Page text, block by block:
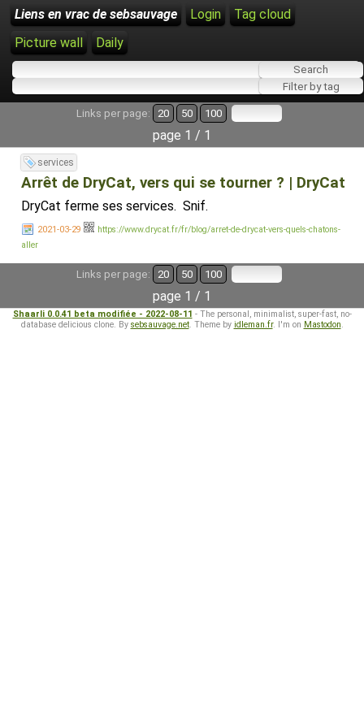
Liens en vrac de sebsauvage Login
Tag cloud
Picture wall
Daily
Links per page: 20 50 100
page 1 / 1
services
Arrêt de DryCat, vers qui se tourner ? | DryCat
DryCat ferme ses services. Snif.
2021-03-29
https://www.drycat.fr/fr/blog/arret-de-drycat-vers-quels-chatons-
aller
Links per page: 20 50 100
page 1 / 1
Shaarli 0.0.41 beta modifiée - 2022-08-11 - The personal, minimalist, super-fast, no-
database delicious clone. By sebsauvage.net. Theme by idleman.fr. I'm on Mastodon.